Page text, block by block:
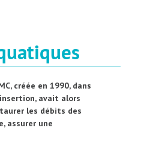
créée en 1990, dans
avait alors
les débits des
assurer une